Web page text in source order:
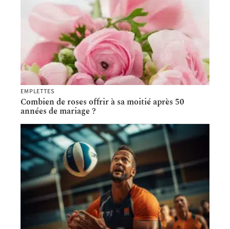
EMPLETTES
Combien de roses offrir à sa moitié après 50
années de mariage ?